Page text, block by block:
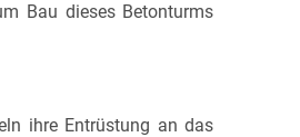
Bau dieses Betonturms
ihre Entrüstung an das